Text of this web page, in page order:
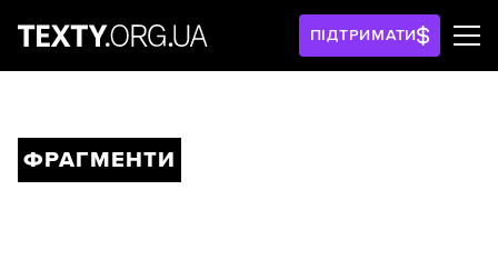
ПІДТРИМАТИ
ФРАГМЕНТИ